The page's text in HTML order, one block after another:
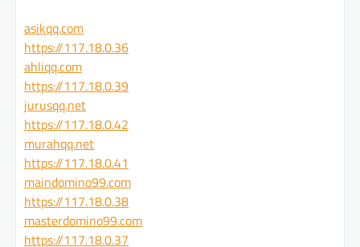
asikqq.com
https://117.18.0.36
ahliqq.com
https://117.18.0.39
jurusqq.net
https://117.18.0.42
murahqq.net
https://117.18.0.41
maindomino99.com
https://117.18.0.38
masterdomino99.com
https://117.18.0.37